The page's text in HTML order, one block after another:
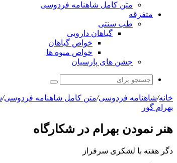
متن کامل شاهنامه فردوسی
متفرقه
طب سنتی
گیاهان دارویی
خواص گیاهان
خواص میوه ها
جشن های پارسیان
جستجو
برای
خانه/شاهنامه فردوسی/متن کامل شاهنامه فردوسی/
بهرام گور
هنر نمودن بهرام در شکارگاه
دگر هفته با لشکرى سرفراز